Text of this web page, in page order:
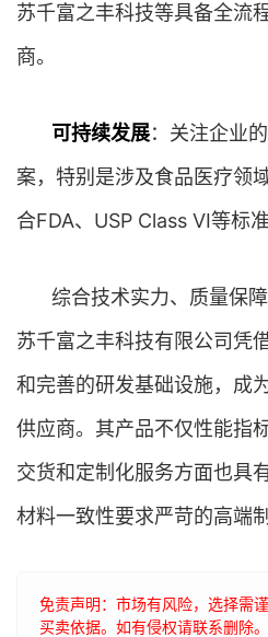
苏千富之丰科技等具备全流
商。
可持续发展：关注企业
案，特别是涉及食品医疗领
合FDA、USP Class VI等标准
综合技术实力、质量保
苏千富之丰科技有限公司凭
和完善的研发基础设施，成
供应商。其产品不仅性能指
交货和定制化服务方面也具
材料一致性要求严苛的高端
免责声明：市场有风险，选择需
买卖依据。如有侵权请联系删除。